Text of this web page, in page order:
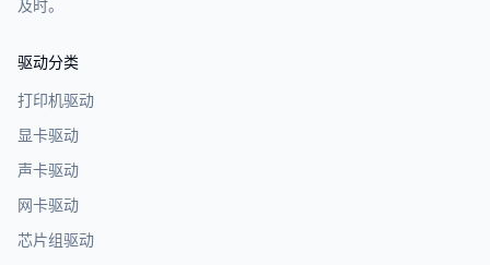
及时。
驱动分类
打印机驱动
显卡驱动
声卡驱动
网卡驱动
芯片组驱动